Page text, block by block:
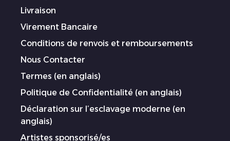
Livraison
Virement Bancaire
Conditions de renvois et remboursements
Nous Contacter
Termes (en anglais)
Politique de Confidentialité (en anglais)
Déclaration sur l’esclavage moderne (en
anglais)
Artistes sponsorisé/es